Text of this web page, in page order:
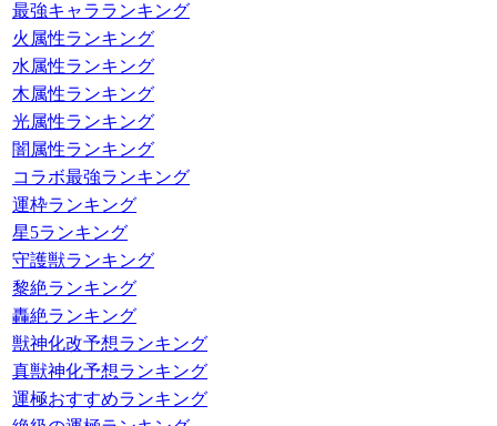
最強キャラランキング
火属性ランキング
水属性ランキング
木属性ランキング
光属性ランキング
闇属性ランキング
コラボ最強ランキング
運枠ランキング
星5ランキング
守護獣ランキング
黎絶ランキング
轟絶ランキング
獣神化改予想ランキング
真獣神化予想ランキング
運極おすすめランキング